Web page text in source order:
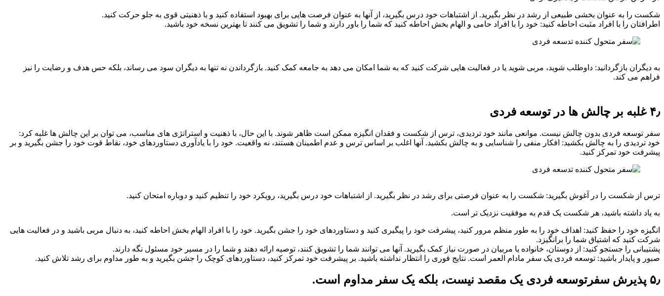
شکست را به عنوان بخشی طبیعی از رشد در نظر بگیرید. از اشتباهات خود درس بگیرید، از آنها به عنوان فرصت هایی برای بهبود استفاده کنید و با ذهنیتی قوی به جلو حرکت کنید.
اطرافتان را با افراد مثبت احاطه کنید: خود را با افراد حامی و الهام بخش احاطه کنید که شما را باور دارند و شما را تشویق می کنند تا بهترین نسخه خود باشید.
به دیگران بازگردانید: داوطلب شوید، مربی شوید یا در فعالیت هایی شرکت کنید که به شما امکان می دهد به جامعه کمک کنید. بازگرداندن نه تنها به دیگران سود می رساند، بلکه حس هدف و رضایت را نیز
فراهم می کند.
۴٫ غلبه بر چالش ها در توسعه فردی
سفر توسعه فردی بدون چالش نیست. موانعی مانند خود تردیدی، ترس از شکست و فقدان انگیزه ممکن است ظاهر شوند. با این حال، با ذهنیت و استراتژی های مناسب، می توان بر این چالش ها غلبه کرد:
خود تردیدی را به چالش بکشید: افکار منفی را شناسایی و به چالش بکشید. آنها اغلب بر اساس ترس و عدم اطمینان هستند، نه واقعیت. خود را با یادآوری دستاوردهای خود، نقاط قوت خود را جشن بگیرید و بر
پیشرفت خود تمرکز کنید.
ترس از شکست را در آغوش بگیرید: شکست را به عنوان فرصتی برای رشد در نظر بگیرید. از اشتباهات خود درس بگیرید، رویکرد خود را تنظیم کنید و دوباره امتحان کنید.
به یاد داشته باشید، هر شکست یک قدم به موفقیت نزدیک تر است.
انگیزه خود را حفظ کنید: اهداف خود را به طور منظم مرور کنید، پیشرفت خود را پیگیری کنید و دستاوردهای خود را جشن بگیرید. خود را با افراد الهام بخش احاطه کنید، به دنبال مربی باشید و در فعالیت هایی
شرکت کنید که اشتیاق شما را برانگیزد.
پشتیبانی را جستجو کنید: از دوستان، خانواده یا مربیان در صورت نیاز کمک بگیرید. آنها می توانند شما را تشویق کنند، توصیه ارائه دهند و شما را در مسیر خود مسئول نگه دارند.
صبور و پایدار باشید: توسعه فردی یک سفر مادام العمر است. نتایج فوری را انتظار نداشته باشید. بر پیشرفت خود تمرکز کنید، دستاوردهای کوچک را جشن بگیرید و به طور مداوم برای رشد تلاش کنید.
۵٫ پذیرش سفرتوسعه فردی یک مقصد نیست، بلکه یک سفر مداوم است.